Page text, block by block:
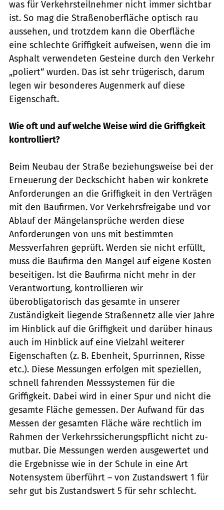
was für Verkehrsteilnehmer nicht immer sichtbar
ist. So mag die Straßenoberfläche optisch rau
aussehen, und trotzdem kann die Oberfläche
eine schlechte Griffigkeit aufweisen, wenn die im
Asphalt verwendeten Gesteine durch den Verkehr
„poliert“ wurden. Das ist sehr trügerisch, darum
legen wir besonderes Augenmerk auf diese
Eigenschaft.
Wie oft und auf welche Weise wird die Griffigkeit
kontrolliert?
Beim Neubau der Straße beziehungsweise bei der
Erneuerung der Deckschicht haben wir konkrete
Anforderungen an die Griffigkeit in den Verträgen
mit den Baufirmen. Vor Verkehrsfreigabe und vor
Ablauf der Mängelansprüche werden diese
Anforderungen von uns mit bestimmten
Messverfahren geprüft. Werden sie nicht erfüllt,
muss die Baufirma den Mangel auf eigene Kosten
beseitigen. Ist die Baufirma nicht mehr in der
Verantwortung, kontrollieren wir
überobligatorisch das gesamte in unserer
Zuständigkeit liegende Straßennetz alle vier Jahre
im Hinblick auf die Griffigkeit und darüber hinaus
auch im Hinblick auf eine Vielzahl weiterer
Eigenschaften (z. B. Ebenheit, Spurrinnen, Risse
etc.). Diese Messungen erfolgen mit speziellen,
schnell fahrenden Messsystemen für die
Griffigkeit. Dabei wird in einer Spur und nicht die
gesamte Fläche gemessen. Der Aufwand für das
Messen der gesamten Fläche wäre rechtlich im
Rahmen der Verkehrssicherungspflicht nicht zu­
mutbar. Die Messungen werden ausgewertet und
die Ergebnisse wie in der Schule in eine Art
Notensystem überführt – von Zustandswert 1 für
sehr gut bis Zustandswert 5 für sehr schlecht.